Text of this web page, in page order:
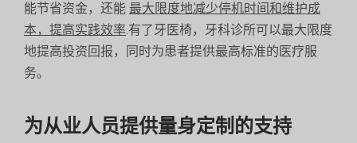
能节省资金，还能 最大限度地减少停机时间和维护成
本，提高实践效率.有了牙医椅，牙科诊所可以最大限度
地提高投资回报，同时为患者提供最高标准的医疗服
务。
为从业人员提供量身定制的支持